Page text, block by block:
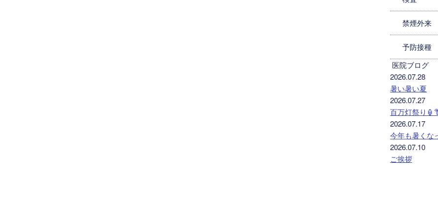
禁煙外来
予防接種
医院ブログ
2026.07.28
暑い暑い夏
2026.07.27
百万灯祭り
2026.07.17
今年も暑くな
2026.07.10
ご挨拶